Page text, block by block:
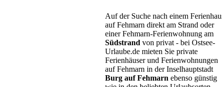
Auf der Suche nach einem
auf Fehmarn direkt am Strand oder
einer Fehmarn-Ferienwohnung am
Südstrand von privat - bei Ostsee-
Urlaube.de mieten Sie private
Ferienhäuser und Ferienwohnungen
auf Fehmarn in der Inselhauptstadt
Burg auf Fehmarn ebenso günstig